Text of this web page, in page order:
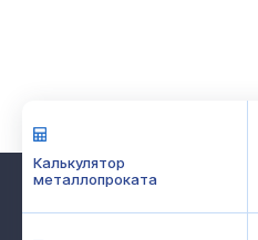
Калькулятор
металлопроката